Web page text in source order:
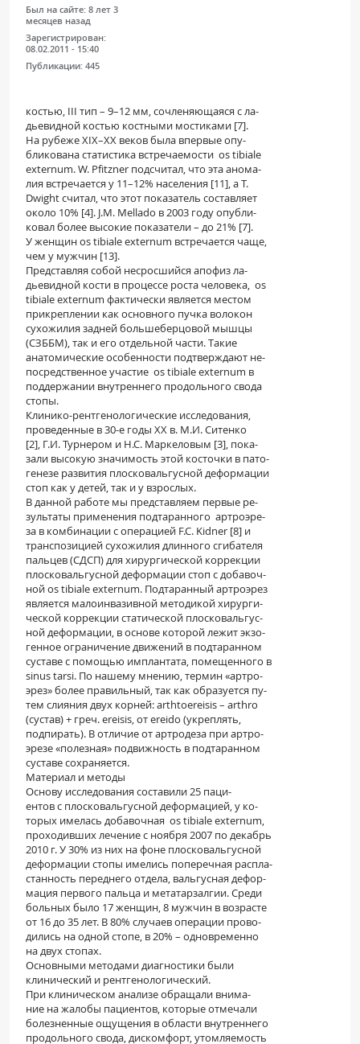
Был на сайте: 8 лет 3
месяцев назад
Зарегистрирован:
08.02.2011 - 15:40
Публикации: 445
костью, III тип – 9–12 мм, сочленяющаяся с ла-
дьевидной костью костными мостиками [7].
На рубеже XIX–XX веков была впервые опу-
бликована статистика встречаемости os tibiale
externum. W. Pfitzner подсчитал, что эта анома-
лия встречается у 11–12% населения [11], а T.
Dwight считал, что этот показатель составляет
около 10% [4]. J.M. Mellado в 2003 году опубли-
ковал более высокие показатели – до 21% [7].
У женщин os tibiale externum встречается чаще,
чем у мужчин [13].
Представляя собой несросшийся апофиз ла-
дьевидной кости в процессе роста человека, os
tibiale externum фактически является местом
прикреплении как основного пучка волокон
сухожилия задней большеберцовой мышцы
(СЗББМ), так и его отдельной части. Такие
анатомические особенности подтверждают не-
посредственное участие os tibiale externum в
поддержании внутреннего продольного свода
стопы.
Клинико-рентгенологические исследования,
проведенные в 30-е годы XX в. М.И. Ситенко
[2], Г.И. Турнером и Н.С. Маркеловым [3], пока-
зали высокую значимость этой косточки в пато-
генезе развития плосковальгусной деформации
стоп как у детей, так и у взрослых.
В данной работе мы представляем первые ре-
зультаты применения подтаранного артроэре-
за в комбинации с операцией F.C. Kidner [8] и
транспозицией сухожилия длинного сгибателя
пальцев (СДСП) для хирургической коррекции
плосковальгусной деформации стоп с добавоч-
ной os tibiale externum. Подтаранный артроэрез
является малоинвазивной методикой хирурги-
ческой коррекции статической плосковальгус-
ной деформации, в основе которой лежит экзо-
генное ограничение движений в подтаранном
суставе с помощью имплантата, помещенного в
sinus tarsi. По нашему мнению, термин «артро-
эрез» более правильный, так как образуется пу-
тем слияния двух корней: arthtoereisis – аrthro
(сустав) + греч. ereisis, от ereido (укреплять,
подпирать). В отличие от артродеза при артро-
эрезе «полезная» подвижность в подтаранном
суставе сохраняется.
Материал и методы
Основу исследования составили 25 паци-
ентов с плосковальгусной деформацией, у ко-
торых имелась добавочная os tibiale externum,
проходивших лечение с ноября 2007 по декабрь
2010 г. У 30% из них на фоне плосковальгусной
деформации стопы имелись поперечная распла-
станность переднего отдела, вальгусная дефор-
мация первого пальца и метатарзалгии. Среди
больных было 17 женщин, 8 мужчин в возрасте
от 16 до 35 лет. В 80% случаев операции прово-
дились на одной стопе, в 20% – одновременно
на двух стопах.
Основными методами диагностики были
клинический и рентгенологический.
При клиническом анализе обращали внима-
ние на жалобы пациентов, которые отмечали
болезненные ощущения в области внутреннего
продольного свода, дискомфорт, утомляемость